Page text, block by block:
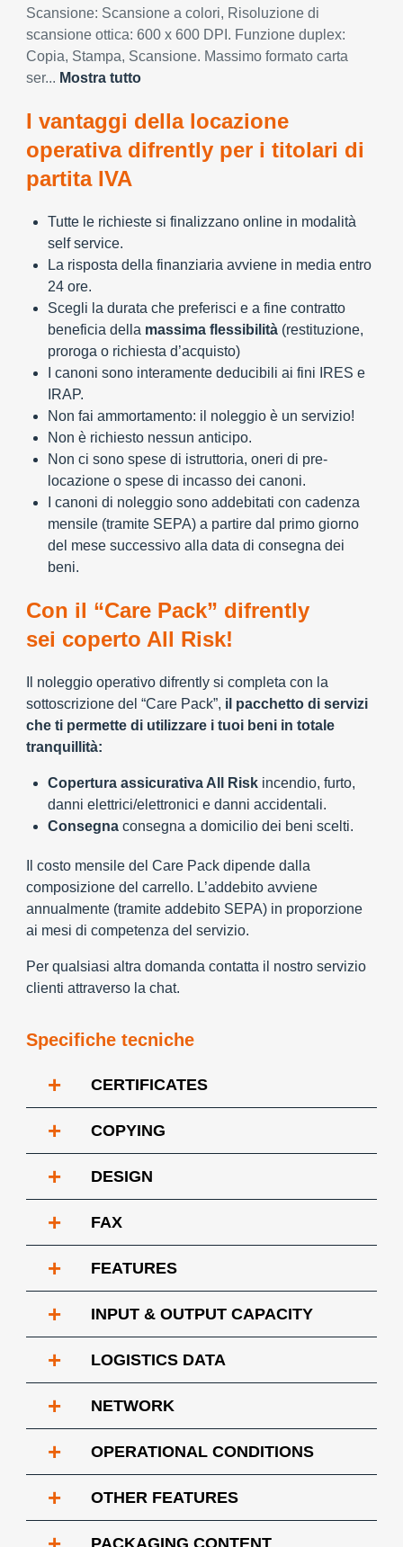
Scansione: Scansione a colori, Risoluzione di
scansione ottica: 600 x 600 DPI. Funzione duplex:
Copia, Stampa, Scansione. Massimo formato carta
ser... Mostra tutto
I vantaggi della locazione
operativa difrently per i titolari di
partita IVA
Tutte le richieste si finalizzano online in modalità
self service.
La risposta della finanziaria avviene in media entro
24 ore.
Scegli la durata che preferisci e a fine contratto
beneficia della massima flessibilità (restituzione,
proroga o richiesta d’acquisto)
I canoni sono interamente deducibili ai fini IRES e
IRAP.
Non fai ammortamento: il noleggio è un servizio!
Non è richiesto nessun anticipo.
Non ci sono spese di istruttoria, oneri di pre-
locazione o spese di incasso dei canoni.
I canoni di noleggio sono addebitati con cadenza
mensile (tramite SEPA) a partire dal primo giorno
del mese successivo alla data di consegna dei
beni.
Con il “Care Pack” difrently
sei coperto All Risk!
Il noleggio operativo difrently si completa con la
sottoscrizione del “Care Pack”, il pacchetto di servizi
che ti permette di utilizzare i tuoi beni in totale
tranquillità:
Copertura assicurativa All Risk incendio, furto,
danni elettrici/elettronici e danni accidentali.
Consegna consegna a domicilio dei beni scelti.
Il costo mensile del Care Pack dipende dalla
composizione del carrello. L’addebito avviene
annualmente (tramite addebito SEPA) in proporzione
ai mesi di competenza del servizio.
Per qualsiasi altra domanda contatta il nostro servizio
clienti attraverso la chat.
Specifiche tecniche
+ CERTIFICATES
+ COPYING
+ DESIGN
+ FAX
+ FEATURES
+ INPUT & OUTPUT CAPACITY
+ LOGISTICS DATA
+ NETWORK
+ OPERATIONAL CONDITIONS
+ OTHER FEATURES
PACKAGING CONTENT